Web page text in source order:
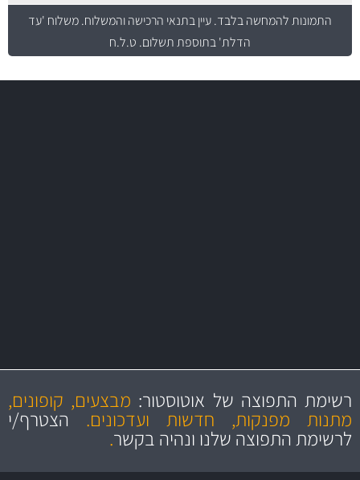
התמונות להמחשה בלבד.עיין בתנאי הרכישה והמשלוח. משלוח 'עד
הדלת' בתוספת תשלום. ט.ל.ח
מקצועיות
ושירות מצויין
מחירים
הוגנים
והיצע מוצרים איכותירשימת התפוצה של אוטוסטור: מבצעים, קופונים,
מתנות מפנקות, חדשות ועדכונים.הצטרף/י
לרשימת התפוצה שלנו ונהיה בקשר.